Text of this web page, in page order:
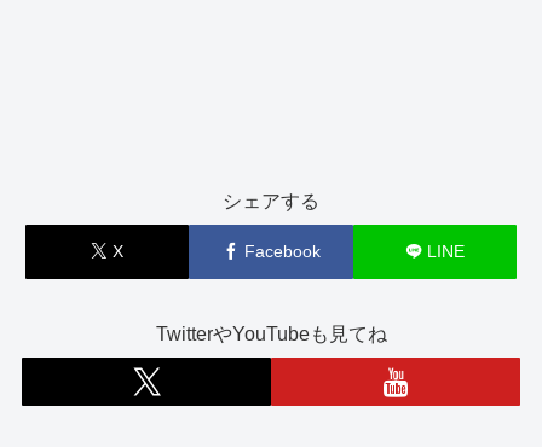
シェアする
X Facebook LINE
TwitterやYouTubeも見てね